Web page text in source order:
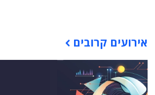
אירועים קרובים